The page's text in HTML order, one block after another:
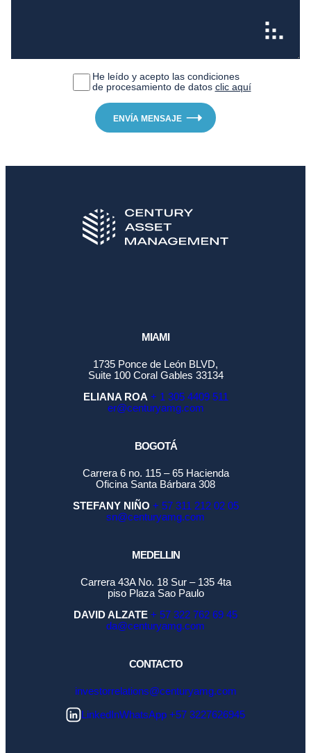
He leído y acepto las condiciones
de procesamiento de datos clic aquí
MIAMI
1735 Ponce de León BLVD,
Suite 100 Coral Gables 33134
ELIANA ROA + 1 305 4409 511
er@centuryamg.com
BOGOTÁ
Carrera 6 no. 115 – 65 Hacienda
Oficina Santa Bárbara 308
STEFANY NIÑO + 57 311 212 02 05
sn@centuryamg.com
MEDELLIN
Carrera 43A No. 18 Sur – 135 4ta
piso Plaza Sao Paulo
DAVID ALZATE + 57 322 762 69 45
da@centuryamg.com
CONTACTO
investorrelations@centuryamg.com
LinkedInWhatsApp +57 3227626945